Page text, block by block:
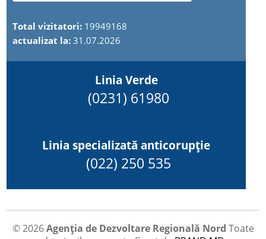
Total vizitatori: 19949168
actualizat la:31.07.2026
Linia Verde
(0231) 61980
Linia specializată anticorupție
(022) 250 535
© 2026Agenția de Dezvoltare Regională Nord Toate